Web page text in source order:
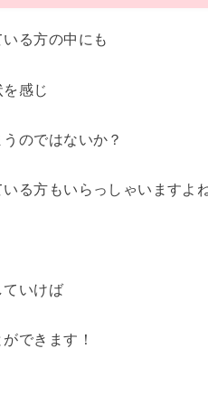
る方の中にも
感じ
のではないか？
る方もいらっしゃいますよ
ていけば
できます！